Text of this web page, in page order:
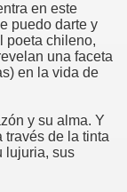
en este
puedo darte y
poeta chileno,
una faceta
en la vida de
y su alma. Y
través de la tinta
lujuria, sus